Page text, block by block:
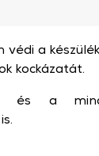
a
kockázatát.
és a